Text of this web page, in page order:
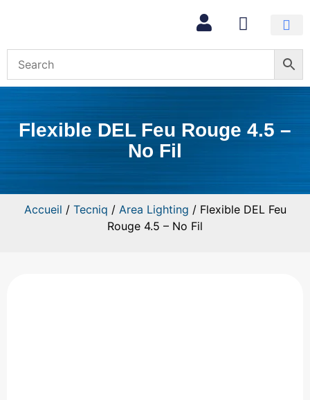
Flexible DEL Feu Rouge 4.5 –
No Fil
Accueil / Tecniq / Area Lighting / Flexible DEL Feu
Rouge 4.5 – No Fil